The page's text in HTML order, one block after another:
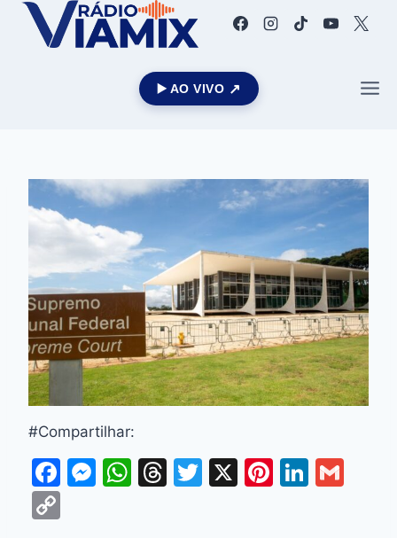
▶️ AO VIVO
#Compartilhar:
F
M W T
T
X
Pi Li